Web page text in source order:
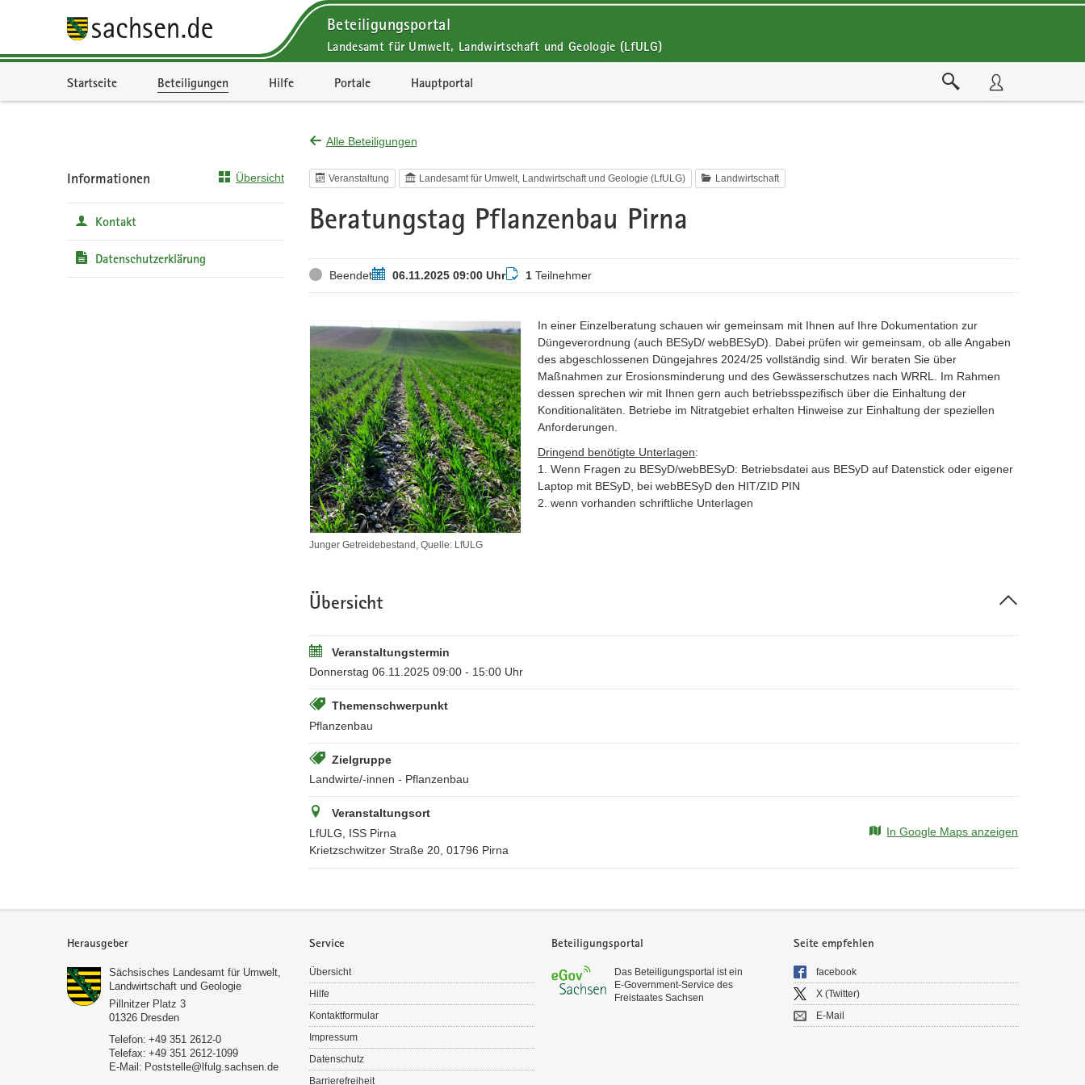
Beteiligungsportal
Landesamt für Umwelt, Landwirtschaft und Geologie (LfULG)
Startseite Beteiligungen Hilfe Portale Hauptportal
Alle Beteiligungen
Veranstaltung Landesamt für Umwelt, Landwirtschaft und Geologie (LfULG) Landwirtschaft
Beratungstag Pflanzenbau Pirna
StatusBeendetTermin06.11.2025 09:00 UhrTeilnehmer
1Teilnehmer
Junger Getreidebestand, Quelle: LfULG
In einer Einzelberatung schauen wir gemeinsam mit Ihnen auf Ihre Dokumentation zur
Düngeverordnung (auch BESyD/ webBESyD). Dabei prüfen wir gemeinsam, ob alle Angaben
des abgeschlossenen Düngejahres 2024/25 vollständig sind. Wir beraten Sie über
Maßnahmen zur Erosionsminderung und des Gewässerschutzes nach WRRL. Im Rahmen
dessen sprechen wir mit Ihnen gern auch betriebsspezifisch über die Einhaltung der
Konditionalitäten. Betriebe im Nitratgebiet erhalten Hinweise zur Einhaltung der speziellen
Anforderungen.
Dringend benötigte Unterlagen:
1. Wenn Fragen zu BESyD/webBESyD: Betriebsdatei aus BESyD auf Datenstick oder eigener
Laptop mit BESyD, bei webBESyD den HIT/ZID PIN
2. wenn vorhanden schriftliche Unterlagen
Übersicht
Veranstaltungstermin
Donnerstag 06.11.2025 09:00 - 15:00 Uhr
Themenschwerpunkt
Pflanzenbau
Zielgruppe
Landwirte/-innen - Pflanzenbau
Veranstaltungsort
LfULG, ISS Pirna
Krietzschwitzer Straße 20, 01796 Pirna
In Google Maps anzeigen
Informationen Übersicht
Kontakt
Datenschutzerklärung
Herausgeber
Sächsisches Landesamt für Umwelt,
Landwirtschaft und Geologie
Pillnitzer Platz 3
01326 Dresden
Telefon: +49 351 2612-0
Telefax: +49 351 2612-1099
E-Mail: Poststelle­­@lfulg.sachsen.de
Service
Übersicht
Hilfe
Kontaktformular
Impressum
Datenschutz
Barrierefreiheit
Beteiligungsportal
Das Beteiligungsportal ist ein
E‑Government-Service des
Freistaates Sachsen
Seite empfehlen
facebook
X (Twitter)
E-Mail